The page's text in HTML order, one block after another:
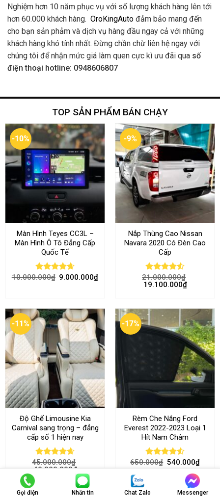
Nghiệm hơn 10 năm phục vụ với số lượng khách hàng lên tới
hơn 60.000 khách hàng. OroKingAuto đảm bảo mang đến
cho bạn sản phảm và dịch vụ hàng đầu ngay cả với những
khách hàng khó tính nhất. Đừng chần chừ liên hệ ngay với
chúng tôi để nhận mức giá làm quen cực kì ưu đãi qua số
điện thoại hotline: 0948606807
TOP SẢN PHẨM BÁN CHẠY
-10%
Màn Hình Teyes CC3L –
Màn Hình Ô Tô Đẳng Cấp
Quốc Tế
Rated 4.68
10.000.000₫ 9.000.000₫
-9%
Nắp Thùng Cao Nissan
Navara 2020 Có Đèn Cao
Cấp
Rated4.52
out of 5
21.000.000₫
19.100.000₫
-11%
Độ Ghế Limousine Kia
Carnival sang trọng – đẳng
cấp số 1 hiện nay
Rated4.58
out of 5
45.000.000₫
40.000.000 ₫
-17%
Rèm Che Nắng Ford
Everest 2022-2023 Loại 1
Hít Nam Châm
Rated4.51
650.000₫ 540.000₫
Gọi điện Nhắn tin Chat Zalo Messenger